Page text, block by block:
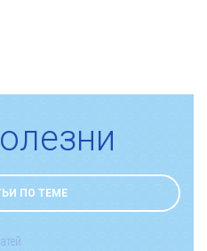
ПО ТЕМЕ